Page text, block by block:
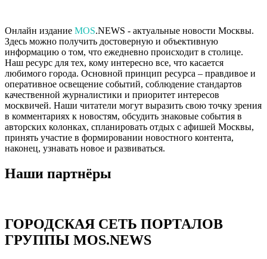
Онлайн издание MOS.NEWS - актуальные новости Москвы.
Здесь можно получить достоверную и объективную
информацию о том, что ежедневно происходит в столице.
Наш ресурс для тех, кому интересно все, что касается
любимого города. Основной принцип ресурса – правдивое и
оперативное освещение событий, соблюдение стандартов
качественной журналистики и приоритет интересов
москвичей. Наши читатели могут выразить свою точку зрения
в комментариях к новостям, обсудить знаковые события в
авторских колонках, спланировать отдых с афишей Москвы,
принять участие в формировании новостного контента,
наконец, узнавать новое и развиваться.
Наши партнёры
ГОРОДСКАЯ СЕТЬ ПОРТАЛОВ
ГРУППЫ MOS.NEWS